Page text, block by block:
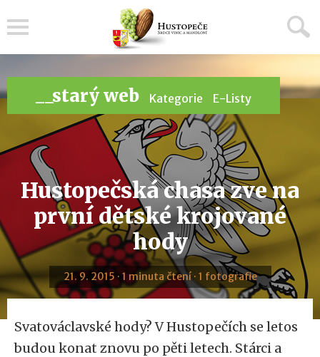
__starý web Kategorie E-Listy
Hustopečská chasa zve na
první dětské krojované
hody
21. 9. 2015 · 1 minuta čtení · 1 fotografie
Svatováclavské hody? V Hustopečích se letos
budou konat znovu po pěti letech. Stárci a